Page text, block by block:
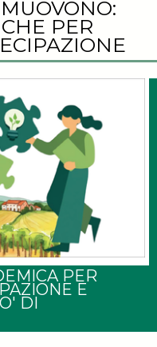
PER
PER
E
DI